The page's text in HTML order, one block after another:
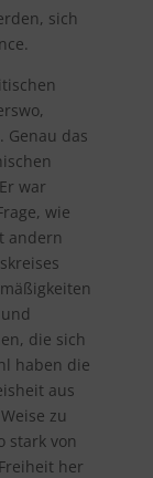
sich
Genau das
war
wie
andern
die sich
haben die
aus
zu
stark von
her